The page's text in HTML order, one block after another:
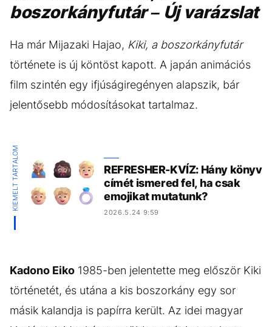
boszorkányfutár – Új varázslat
Ha már Mijazaki Hajao, Kiki, a boszorkányfutár
története is új köntöst kapott. A japán animációs
film szintén egy ifjúságiregényen alapszik, bár
jelentősebb módosításokat tartalmaz.
KIEMELT TARTALOM
REFRESHER-KVÍZ: Hány könyv
címét ismered fel, ha csak
emojikat mutatunk?
2026.5.24 9:59
Kadono Eiko 1985-ben jelentette meg először Kiki
történetét, és utána a kis boszorkány egy sor
másik kalandja is papírra került. Az idei magyar